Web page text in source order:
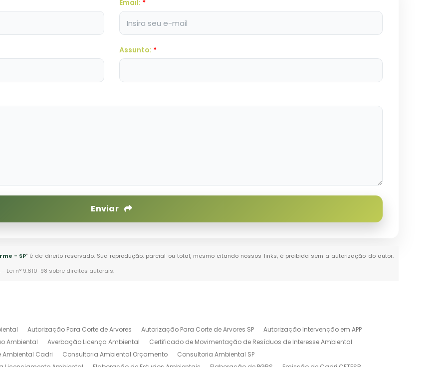
Email: *
Assunto: *
Enviar
- SP" é de direito reservado. Sua reprodução, parcial ou total, mesmo citando nossos links, é proibida sem a autorização do autor.
– Lei n° 9.610-98 sobre direitos autorais.
Autorização Para Corte de Arvores Autorização Para Corte de Arvores SP
Autorização Intervenção em APP
Ambiental Averbação Licença Ambiental
Certificado de Movimentação de Resíduos de Interesse Ambiental
Ambiental Cadri
Consultoria Ambiental Orçamento
Consultoria Ambiental SP